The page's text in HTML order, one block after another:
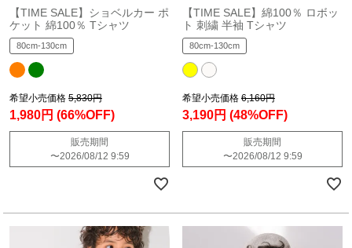
【TIME SALE】ショベルカー ポ
ケット 綿100％ Tシャツ
80cm-130cm
希望小売価格 5,830円
1,980円 (66%OFF)
販売期間
〜2026/08/12 9:59
【TIME SALE】綿100％ ロボッ
ト 刺繍 半袖 Tシャツ
80cm-130cm
希望小売価格 6,160円
3,190円 (48%OFF)
販売期間
〜2026/08/12 9:59